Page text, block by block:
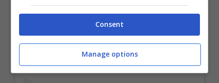
Visualizza questo post su Instagram
Consent
Manage options